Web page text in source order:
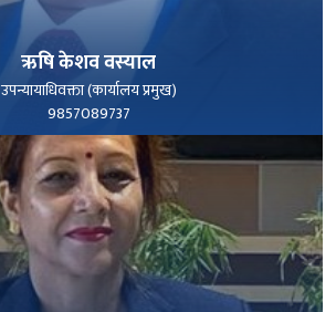
ऋषि केशव वस्याल
उपन्यायाधिवक्ता (कार्यालय प्रमुख)
9857089737
पूरा हेर्नुहोस्